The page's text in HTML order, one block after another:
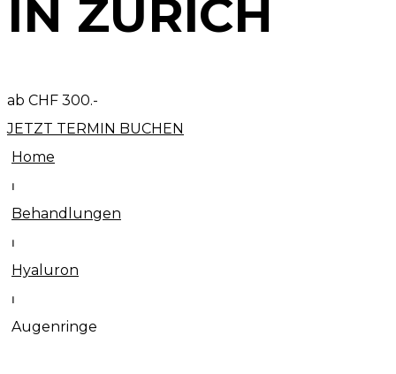
IN ZÜRICH
ab CHF 300.-
JETZT TERMIN BUCHEN
Home
⏐
Behandlungen
⏐
Hyaluron
⏐
Augenringe